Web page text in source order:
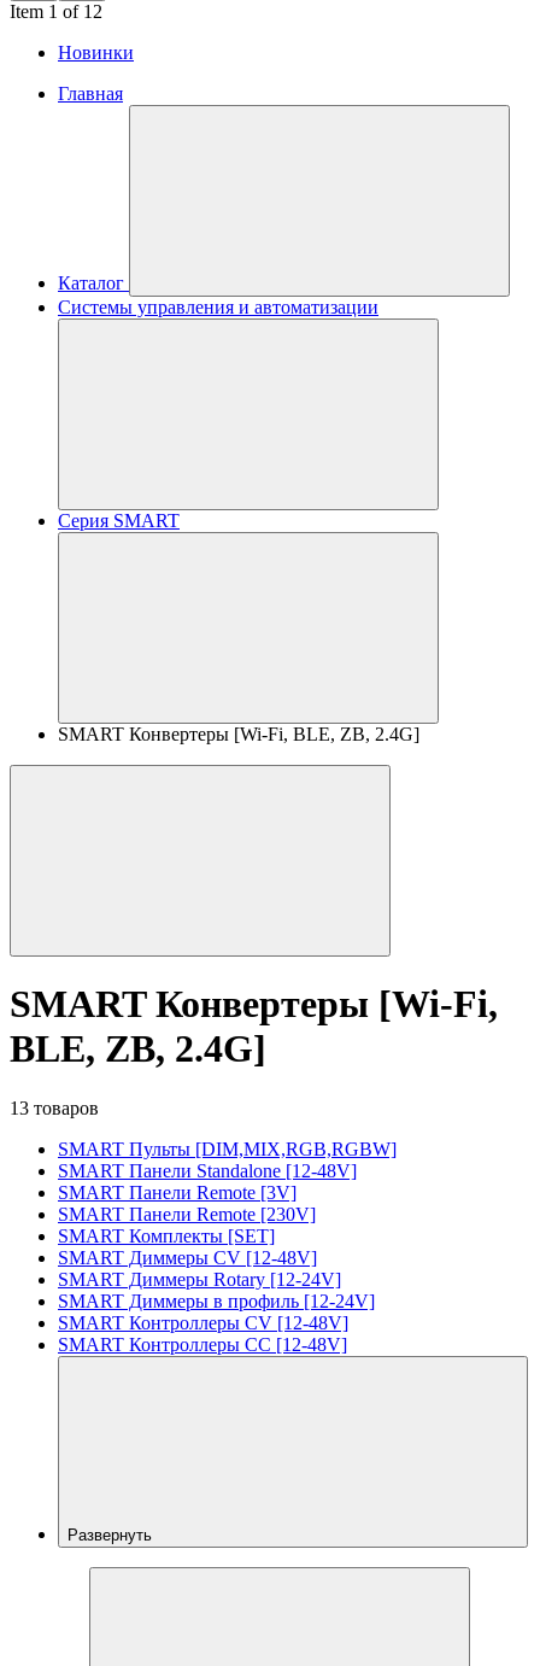
Item 1 of 12
Новинки
Главная
Каталог
Системы управления и автоматизации
Серия SMART
SMART Конвертеры [Wi-Fi, BLE, ZB, 2.4G]
SMART Конвертеры [Wi-Fi,
BLE, ZB, 2.4G]
13 товаров
SMART Пульты [DIM,MIX,RGB,RGBW]
SMART Панели Standalone [12-48V]
SMART Панели Remote [3V]
SMART Панели Remote [230V]
SMART Комплекты [SET]
SMART Диммеры CV [12-48V]
SMART Диммеры Rotary [12-24V]
SMART Диммеры в профиль [12-24V]
SMART Контроллеры CV [12-48V]
SMART Контроллеры CC [12-48V]
Развернуть